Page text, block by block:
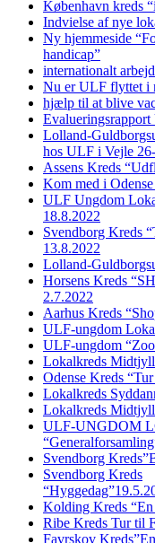
København kreds
Indvielse af nye
Ny hjemmeside
handicap”
internationalt
Nu er ULF flyttet i
hjælp til at blive
Lolland-
hos ULF i Vejle
Assens Kreds
Kom med i
ULF Ungdom
18.8.2022
Svendborg Kreds
13.8.2022
Lolland-
Horsens Kreds
2.7.2022
Aarhus Kreds
ULF-ungdom
ULF-ungdom
Lokalkreds
Odense Kreds
Lokalkreds
Lokalkreds
ULF-UNGDOM
Svendborg
Svendborg Kreds
Kolding Kreds “En
Ribe Kreds Tur til
Favrskov